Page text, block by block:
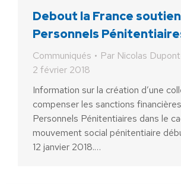
Debout la France
Personnels
Communiqués Par Nicolas
2 février 2018
Information sur la création d’une
compenser les sanctions
Personnels Pénitentiaires dans le
mouvement social pénitentiaire
12 janvier 2018.…